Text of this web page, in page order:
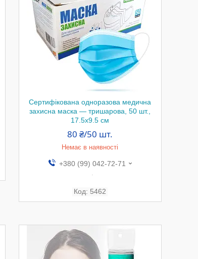
Сертифікована одноразова медична
захисна маска — тришарова, 50 шт.,
17.5х9.5 см
80 ₴/50 шт.
Немає в наявності
+380 (99) 042-72-71
5462